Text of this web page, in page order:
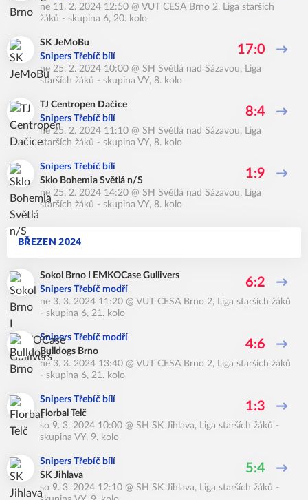
ne 11. 2. 2024 12:50 @ VUT CESA Brno 2, Liga starších
žáků - skupina 6, 20. kolo
SK JeMoBu
Snipers Třebíč bílí
17:0
ne 25. 2. 2024 10:00 @ SH Světlá nad Sázavou, Liga
starších žáků - skupina VY, 8. kolo
TJ Centropen Dačice
Snipers Třebíč bílí
8:4
ne 25. 2. 2024 11:10 @ SH Světlá nad Sázavou, Liga
starších žáků - skupina VY, 8. kolo
Snipers Třebíč bílí
Sklo Bohemia Světlá n/S
1:9
ne 25. 2. 2024 14:20 @ SH Světlá nad Sázavou, Liga
starších žáků - skupina VY, 8. kolo
BŘEZEN 2024
Sokol Brno I EMKOCase Gullivers
Snipers Třebíč modří
6:2
ne 3. 3. 2024 11:20 @ VUT CESA Brno 2, Liga starších žáků
- skupina 6, 21. kolo
Snipers Třebíč modří
Bulldogs Brno
4:6
ne 3. 3. 2024 13:40 @ VUT CESA Brno 2, Liga starších žáků
- skupina 6, 21. kolo
Snipers Třebíč bílí
Florbal Telč
1:3
so 9. 3. 2024 10:00 @ SH SK Jihlava, Liga starších žáků -
skupina VY, 9. kolo
Snipers Třebíč bílí
SK Jihlava
5:4
so 9. 3. 2024 12:10 @ SH SK Jihlava, Liga starších žáků -